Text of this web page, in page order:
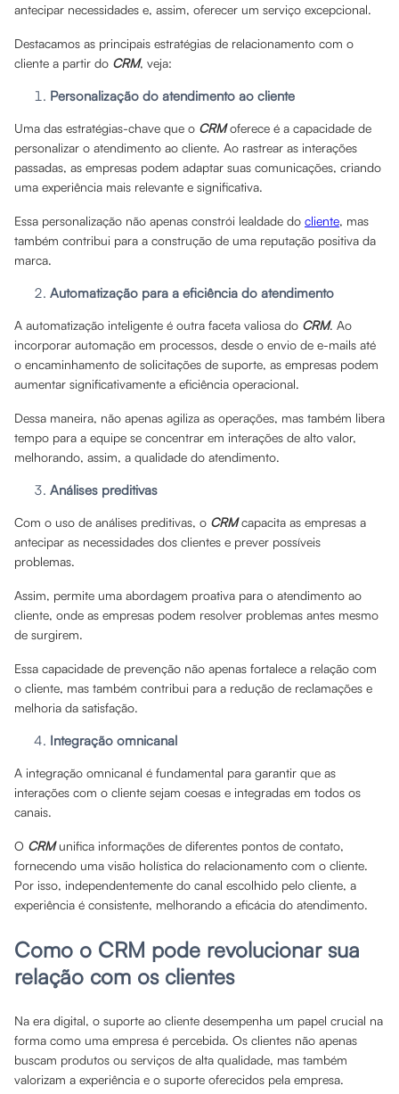
antecipar necessidades e, assim, oferecer um serviço excepcional.
Destacamos as principais estratégias de relacionamento com o
cliente a partir do CRM, veja:
Personalização do atendimento ao cliente
Uma das estratégias-chave que o CRMoferece é a capacidade de
personalizar o atendimento ao cliente. Ao rastrear as interações
passadas, as empresas podem adaptar suas comunicações, criando
uma experiência mais relevante e significativa.
Essa personalização não apenas constrói lealdade do cliente, mas
também contribui para a construção de uma reputação positiva da
marca.
Automatização para a eficiência do atendimento
A automatização inteligente é outra faceta valiosa do CRM. Ao
incorporar automação em processos, desde o envio de e-mails até
o encaminhamento de solicitações de suporte, as empresas podem
aumentar significativamente a eficiência operacional.
Dessa maneira, não apenas agiliza as operações, mas também libera
tempo para a equipe se concentrar em interações de alto valor,
melhorando, assim, a qualidade do atendimento.
Análises preditivas
Com o uso de análises preditivas, o CRMcapacita as empresas a
antecipar as necessidades dos clientes e prever possíveis
problemas.
Assim, permite uma abordagem proativa para o atendimento ao
cliente, onde as empresas podem resolver problemas antes mesmo
de surgirem.
Essa capacidade de prevenção não apenas fortalece a relação com
o cliente, mas também contribui para a redução de reclamações e
melhoria da satisfação.
Integração omnicanal
A integração omnicanal é fundamental para garantir que as
interações com o cliente sejam coesas e integradas em todos os
canais.
O CRMunifica informações de diferentes pontos de contato,
fornecendo uma visão holística do relacionamento com o cliente.
Por isso, independentemente do canal escolhido pelo cliente, a
experiência é consistente, melhorando a eficácia do atendimento.
Como o CRM pode revolucionar sua
relação com os clientes
Na era digital, o suporte ao cliente desempenha um papel crucial na
forma como uma empresa é percebida. Os clientes não apenas
buscam produtos ou serviços de alta qualidade, mas também
valorizam a experiência e o suporte oferecidos pela empresa.